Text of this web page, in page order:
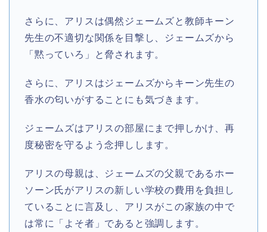
さらに、アリスは偶然ジェームズと教師キーン
先生の不適切な関係を目撃し、ジェームズから
「黙っていろ」と脅されます。
さらに、アリスはジェームズからキーン先生の
香水の匂いがすることにも気づきます。
ジェームズはアリスの部屋にまで押しかけ、再
度秘密を守るよう念押しします。
アリスの母親は、ジェームズの父親であるホー
ソーン氏がアリスの新しい学校の費用を負担し
ていることに言及し、アリスがこの家族の中で
は常に「よそ者」であると強調します。